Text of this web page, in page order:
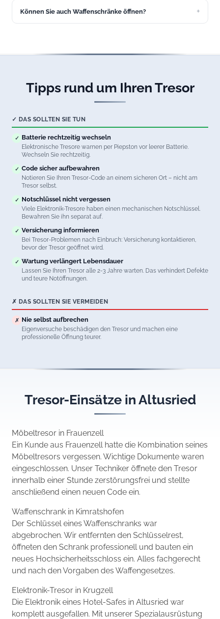
Können Sie auch Waffenschränke öffnen?
Tipps rund um Ihren Tresor
✓ DAS SOLLTEN SIE TUN
✓ Batterie rechtzeitig wechseln
Elektronische Tresore warnen per Piepston vor leerer Batterie.
Wechseln Sie rechtzeitig.
✓ Code sicher aufbewahren
Notieren Sie Ihren Tresor-Code an einem sicheren Ort – nicht am
Tresor selbst.
✓ Notschlüssel nicht vergessen
Viele Elektronik-Tresore haben einen mechanischen Notschlüssel.
Bewahren Sie ihn separat auf.
✓ Versicherung informieren
Bei Tresor-Problemen nach Einbruch: Versicherung kontaktieren,
bevor der Tresor geöffnet wird.
✓ Wartung verlängert Lebensdauer
Lassen Sie Ihren Tresor alle 2-3 Jahre warten. Das verhindert Defekte
und teure Notöffnungen.
✗ DAS SOLLTEN SIE VERMEIDEN
✗ Nie selbst aufbrechen
Eigenversuche beschädigen den Tresor und machen eine
professionelle Öffnung teurer.
Tresor-Einsätze in Altusried
Möbeltresor in Frauenzell
Ein Kunde aus Frauenzell hatte die Kombination seines
Möbeltresors vergessen. Wichtige Dokumente waren
eingeschlossen. Unser Techniker öffnete den Tresor
innerhalb einer Stunde zerstörungsfrei und stellte
anschließend einen neuen Code ein.
Waffenschrank in Kimratshofen
Der Schlüssel eines Waffenschranks war
abgebrochen. Wir entfernten den Schlüsselrest,
öffneten den Schrank professionell und bauten ein
neues Hochsicherheitsschloss ein. Alles fachgerecht
und nach den Vorgaben des Waffengesetzes.
Elektronik-Tresor in Krugzell
Die Elektronik eines Hotel-Safes in Altusried war
komplett ausgefallen. Mit unserer Spezialausrüstung